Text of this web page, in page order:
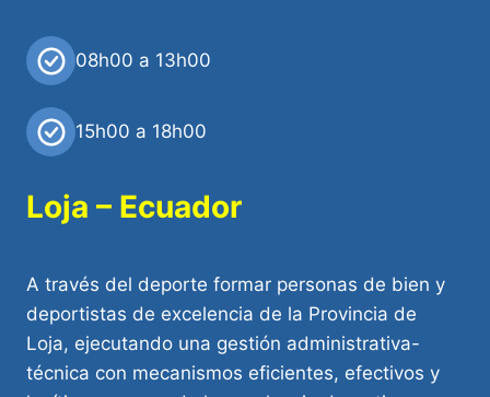
08h00 a 13h00
15h00 a 18h00
Loja – Ecuador
A través del deporte formar personas de bien y
deportistas de excelencia de la Provincia de
Loja, ejecutando una gestión administrativa-
técnica con mecanismos eficientes, efectivos y